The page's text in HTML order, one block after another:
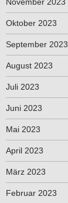
Oktober 2023
September 2023
August 2023
Juli 2023
Juni 2023
Mai 2023
April 2023
März 2023
Februar 2023